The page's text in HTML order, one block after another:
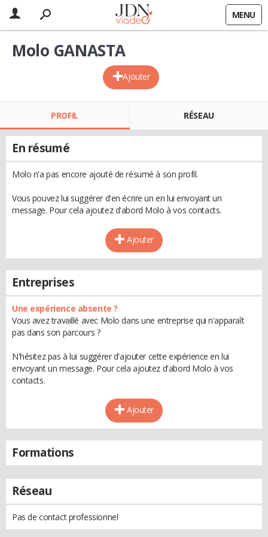
MENU
Ajouter
Molo GANASTA
PROFIL RÉSEAU
En résumé
Molo n'a pas encore ajouté de résumé à son profil.
Vous pouvez lui suggérer d'en écrire un en lui envoyant un
message. Pour cela ajoutez d'abord Molo à vos contacts.
Ajouter
Entreprises
Une expérience absente ?
Vous avez travaillé avec Molo dans une entreprise qui n'apparaît
pas dans son parcours ?
N'hésitez pas à lui suggérer d'ajouter cette expérience en lui
envoyant un message. Pour cela ajoutez d'abord Molo à vos
contacts.
Ajouter
Formations
Réseau
Pas de contact professionnel